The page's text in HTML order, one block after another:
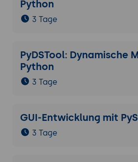
Python
3 Tage
PyDSTool: Dynamische
Python
3 Tage
GUI-Entwicklung mit
3 Tage